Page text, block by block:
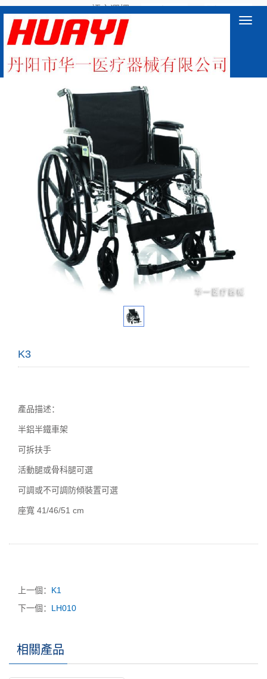
語言選擇： ∷
產品中心
K3
產品描述：
半鋁半鐵車架
可拆扶手
活動腿或骨科腿可選
可調或不可調防傾裝置可選
座寬 41/46/51 cm
上一個： K1
下一個： LH010
相關產品